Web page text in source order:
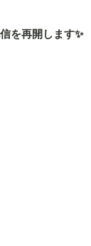
を再開します✨